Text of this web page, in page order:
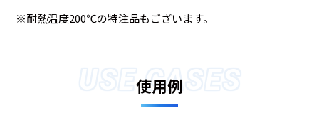
※耐熱温度200℃の特注品もございます。
使用例